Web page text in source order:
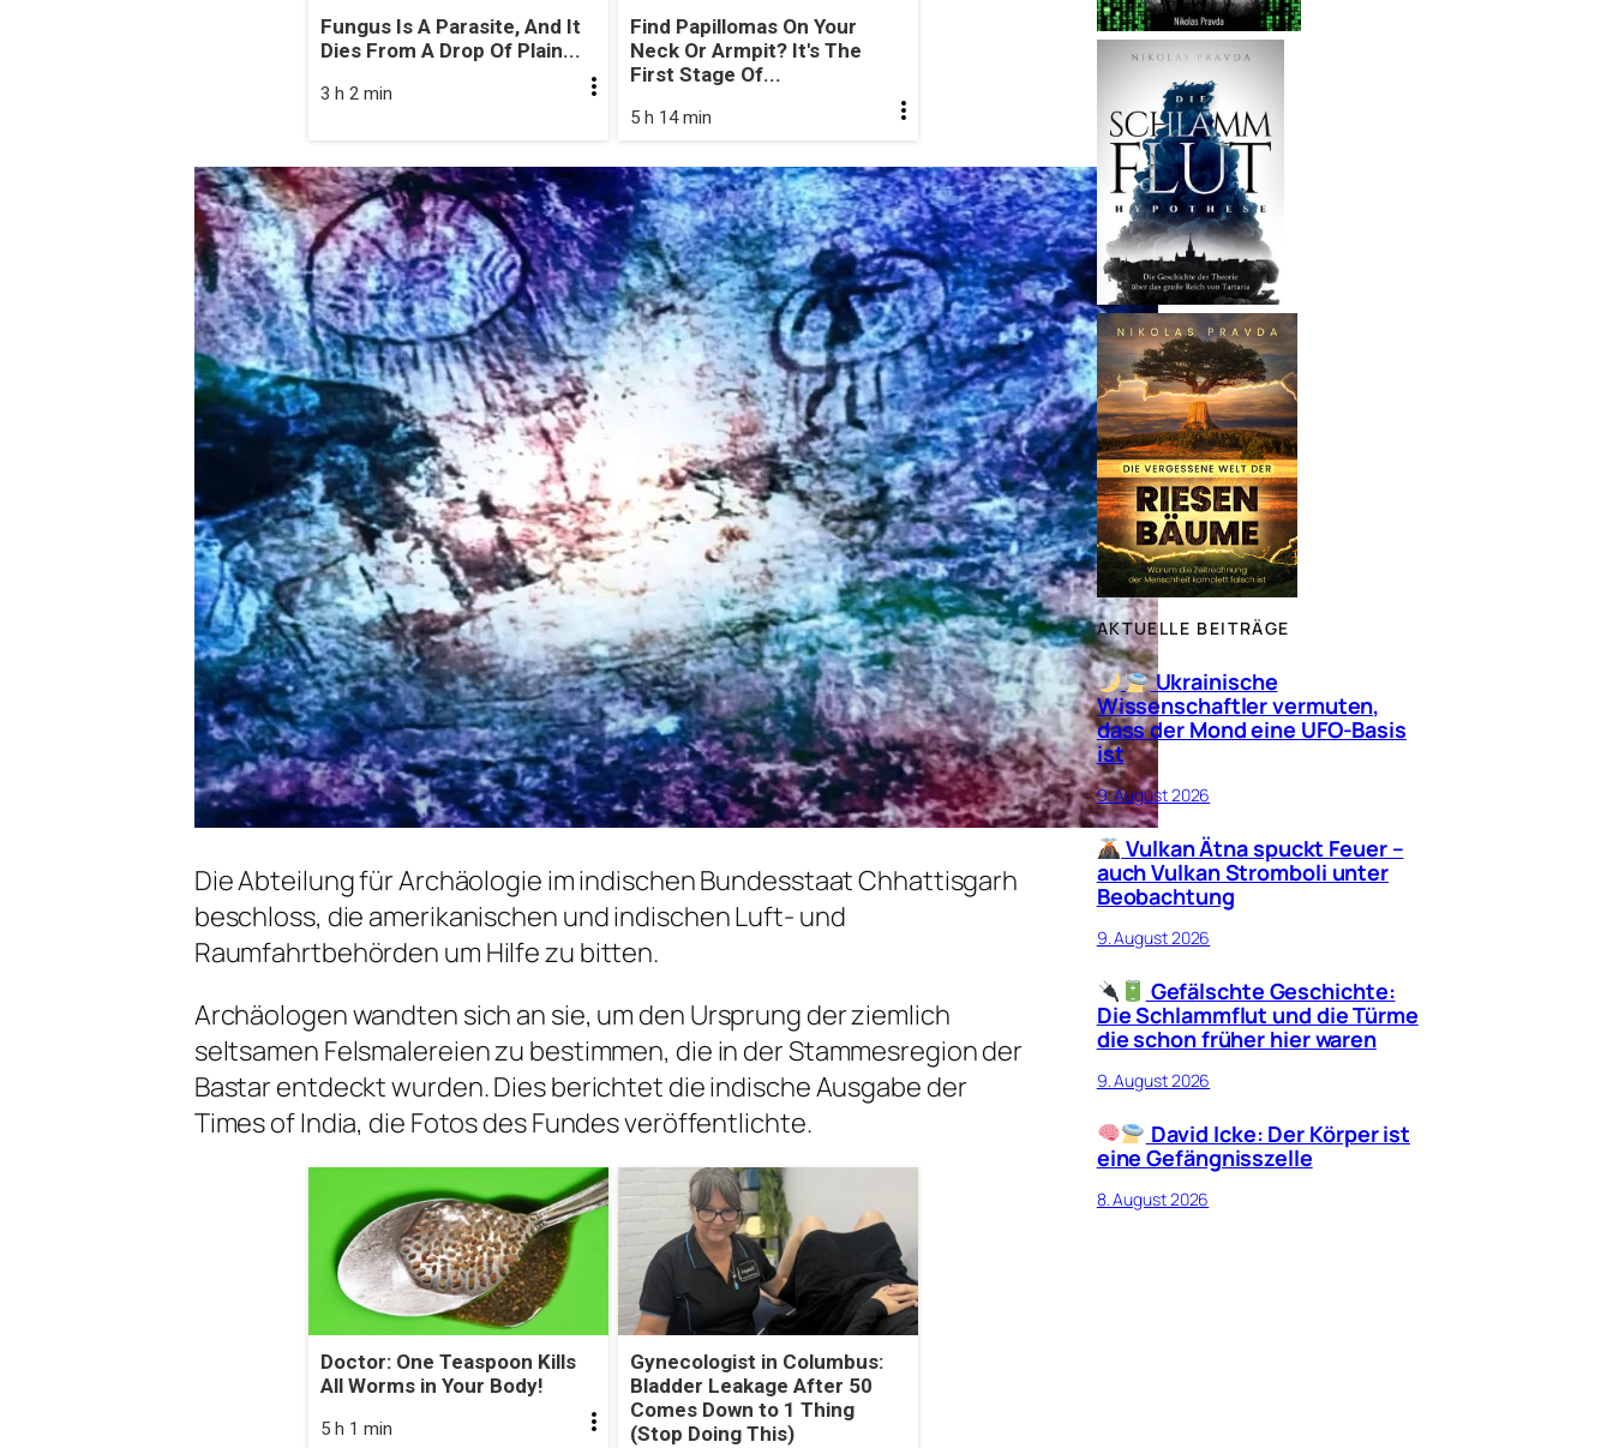
Fungus Is A Parasite, And It
Dies From A Drop Of Plain...
3 h 2 min
Find Papillomas On Your
Neck Or Armpit? It's The
First Stage Of...
5 h 14 min
Die Abteilung für Archäologie im indischen Bundesstaat Chhattisgarh
beschloss, die amerikanischen und indischen Luft- und
Raumfahrtbehörden um Hilfe zu bitten.
Archäologen wandten sich an sie, um den Ursprung der ziemlich
seltsamen Felsmalereien zu bestimmen, die in der Stammesregion der
Bastar entdeckt wurden. Dies berichtet die indische Ausgabe der
Times of India, die Fotos des Fundes veröffentlichte.
Doctor: One Teaspoon Kills
All Worms in Your Body!
5 h 1 min
Gynecologist in Columbus:
Bladder Leakage After 50
Comes Down to 1 Thing
(Stop Doing This)
AKTUELLE BEITRÄGE
Ukrainische
Wissenschaftler vermuten,
dass der Mond eine UFO-Basis
ist
9. August 2026
Vulkan Ätna spuckt Feuer –
auch Vulkan Stromboli unter
Beobachtung
9. August 2026
Gefälschte Geschichte:
Die Schlammflut und die Türme
die schon früher hier waren
9. August 2026
David Icke: Der Körper ist
eine Gefängnisszelle
8. August 2026